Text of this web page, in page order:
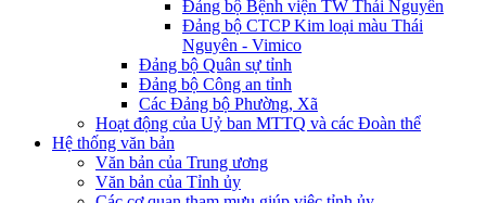
Đảng bộ Bệnh viện TW Thái Nguyên
Đảng bộ CTCP Kim loại màu Thái
Nguyên - Vimico
Đảng bộ Quân sự tỉnh
Đảng bộ Công an tỉnh
Các Đảng bộ Phường, Xã
Hoạt động của Uỷ ban MTTQ và các Đoàn thể
Hệ thống văn bản
Văn bản của Trung ương
Văn bản của Tỉnh ủy